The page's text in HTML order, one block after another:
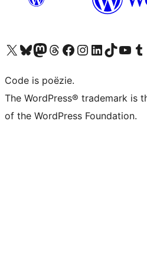
Bezoek ons X (voorheen Twitter) account
Bezoek ons Bluesky account
Bezoek ons Mastodon account
Bezoek ons Threads account
Onze Facebook pagina bezoeken
Bezoek ons Instagram account
Bezoek ons LinkedIn account
Bezoek ons TikTok
Bezoek ons
Code is poëzie.
The WordPress® trademark is
of the WordPress Foundation.